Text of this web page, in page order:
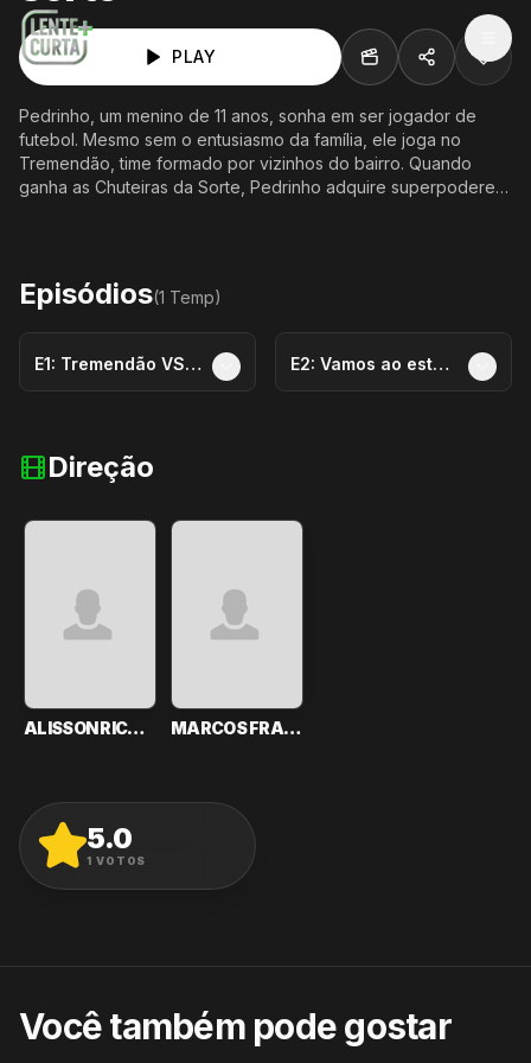
PLAY
Pedrinho, um menino de 11 anos, sonha em ser jogador de
futebol. Mesmo sem o entusiasmo da família, ele joga no
Tremendão, time formado por vizinhos do bairro. Quando
ganha as Chuteiras da Sorte, Pedrinho adquire superpoderes
Episódios(1 Temp)
E1: Tremendão VS. Ferrim E2: Vamos ao estádio
Direção
ALISSON RICARDO MARCOS FRANÇA
5.0
1 VOTOS
Você também pode gostar